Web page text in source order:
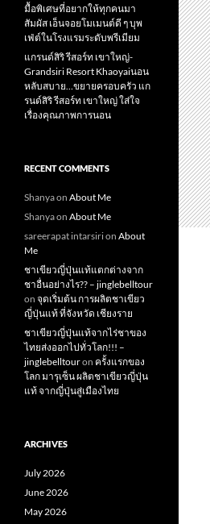
มื้อพิเศษที่อยากให้ทุกคนมา
สัมผัส เอ็นจอยโมเมนต์ดี ๆ บุพ
เฟ่ต์ในโรงแรมระดับพรีเมียม
แกรนด์สิริ​ รีสอร์ท​ เขาใหญ่​-
Grandsiri​ Resort​ Khaoyaiนอน
หลับสบาย…ขยายครอบครัว แก
รนด์สิริ รีสอร์ท เขาใหญ่ ใส่ใจ
เรื่องคุณภาพการนอน
RECENT COMMENTS
Shanyaon About Me
Shanyaon About Me
sareerapat intarsirion About
Me
ชาเขียวญี่ปุ่นแท้แตกต่างจาก
ชาอื่นอย่างไร?? – jinglebelltour
on จุดเริ่มต้น การผลิตชาเขียว
ญี่ปุ่นแท้ ที่จังหวัด เชียงราย
ชาเขียวญี่ปุ่นแท้จากไร่ชาของ
ไทยส่งออกไปทั่วโลก!!! –
jinglebelltouron ครั้งแรกของ
โลก มารุเซ็น ผลิตชาเขียวญี่ปุ่น
แท้ จากญี่ปุ่นสู่เมืองไทย
ARCHIVES
July 2026
June 2026
May 2026